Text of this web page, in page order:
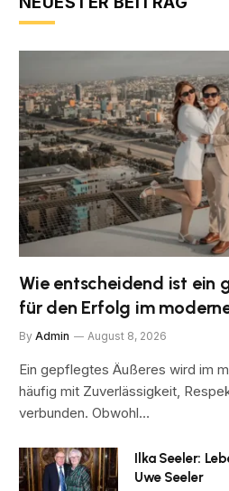
Wie entscheidend ist ein
für den Erfolg im
By Admin August 8, 2026
Ein gepflegtes Äußeres wird im
häufig mit Zuverlässigkeit,
verbunden. Obwohl…
Ilka Seeler:
Uwe Seeler